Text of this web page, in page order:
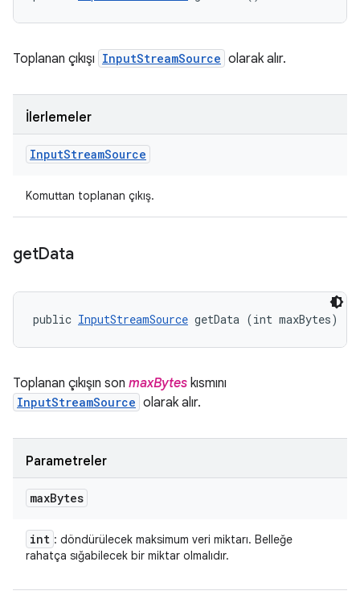
Toplanan çıkışı InputStreamSource olarak alır.
İlerlemeler
InputStreamSource
Komuttan toplanan çıkış.
getData
public InputStreamSource getData (int maxBytes)
Toplanan çıkışın son maxBytes kısmını
InputStreamSource olarak alır.
Parametreler
maxBytes
int : döndürülecek maksimum veri miktarı. Belleğe
rahatça sığabilecek bir miktar olmalıdır.